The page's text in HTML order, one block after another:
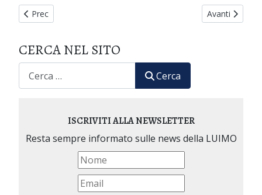
Articolo precedente: In ricordo del Prof. Goffredo Sciaudone
Prec Articolo
Avanti
CERCA NEL SITO
Cerca
ISCRIVITI ALLA NEWSLETTER
Resta sempre informato sulle news della LUIMO